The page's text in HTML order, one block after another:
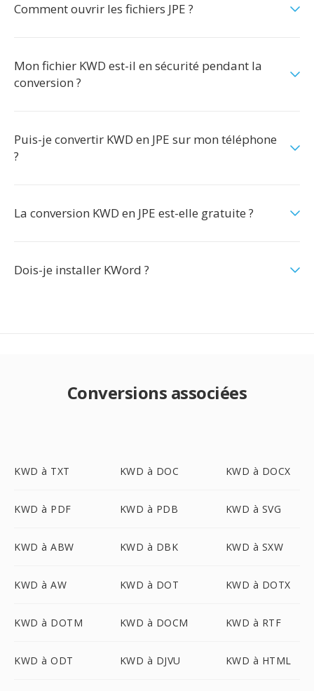
Comment ouvrir les fichiers JPE ?
Mon fichier KWD est-il en sécurité pendant la
conversion ?
Puis-je convertir KWD en JPE sur mon téléphone
?
La conversion KWD en JPE est-elle gratuite ?
Dois-je installer KWord ?
Conversions associées
KWD à TXT KWD à DOC KWD à DOCX
KWD à PDF KWD à PDB KWD à SVG
KWD à ABW KWD à DBK KWD à SXW
KWD à AW KWD à DOT KWD à DOTX
KWD à DOTM KWD à DOCM KWD à RTF
KWD à ODT KWD à DJVU KWD à HTML